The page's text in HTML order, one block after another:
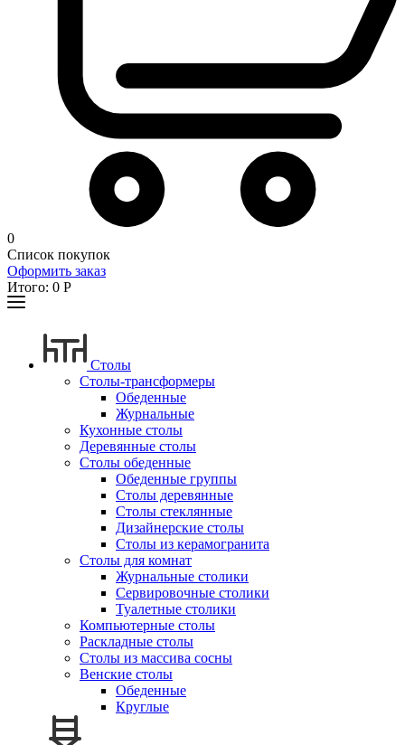
0
Список покупок
Оформить заказ
Итого: 0 Р
Столы
Столы-трансформеры
Обеденные
Журнальные
Кухонные столы
Деревянные столы
Столы обеденные
Обеденные группы
Столы деревянные
Столы стеклянные
Дизайнерские столы
Столы из керамогранита
Столы для комнат
Журнальные столики
Сервировочные столики
Туалетные столики
Компьютерные столы
Раскладные столы
Столы из массива сосны
Венские столы
Обеденные
Круглые